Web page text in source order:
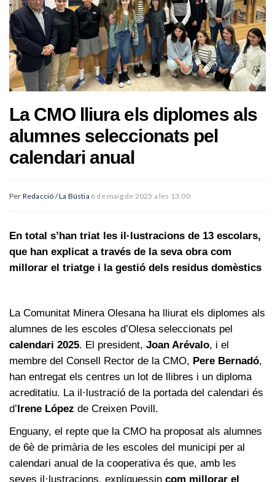
La CMO lliura els diplomes als
alumnes seleccionats pel
calendari anual
Per Redacció / La Bústia 6 de maig de 2025 a les 13:00
En total s’han triat les il·lustracions de 13 escolars,
que han explicat a través de la seva obra com
millorar el triatge i la gestió dels residus domèstics
La Comunitat Minera Olesana ha lliurat els diplomes als
alumnes de les escoles d’Olesa seleccionats pel
calendari 2025. El president, Joan Arévalo, i el
membre del Consell Rector de la CMO, Pere Bernadó,
han entregat els centres un lot de llibres i un diploma
acreditatiu. La il·lustració de la portada del calendari és
d’ Irene López de Creixen Povill.
Enguany, el repte que la CMO ha proposat als alumnes
de 6è de primària de les escoles del municipi per al
calendari anual de la cooperativa és que, amb les
seves il·lustracions, expliquessin com millorar el